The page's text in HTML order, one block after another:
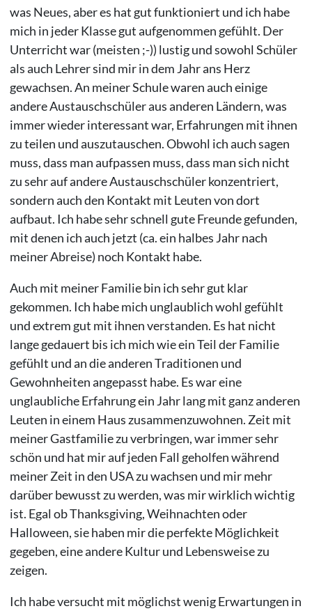
was Neues, aber es hat gut funktioniert und ich habe
mich in jeder Klasse gut aufgenommen gefühlt. Der
Unterricht war (meisten ;-)) lustig und sowohl Schüler
als auch Lehrer sind mir in dem Jahr ans Herz
gewachsen. An meiner Schule waren auch einige
andere Austauschschüler aus anderen Ländern, was
immer wieder interessant war, Erfahrungen mit ihnen
zu teilen und auszutauschen. Obwohl ich auch sagen
muss, dass man aufpassen muss, dass man sich nicht
zu sehr auf andere Austauschschüler konzentriert,
sondern auch den Kontakt mit Leuten von dort
aufbaut. Ich habe sehr schnell gute Freunde gefunden,
mit denen ich auch jetzt (ca. ein halbes Jahr nach
meiner Abreise) noch Kontakt habe.
Auch mit meiner Familie bin ich sehr gut klar
gekommen. Ich habe mich unglaublich wohl gefühlt
und extrem gut mit ihnen verstanden. Es hat nicht
lange gedauert bis ich mich wie ein Teil der Familie
gefühlt und an die anderen Traditionen und
Gewohnheiten angepasst habe. Es war eine
unglaubliche Erfahrung ein Jahr lang mit ganz anderen
Leuten in einem Haus zusammenzuwohnen. Zeit mit
meiner Gastfamilie zu verbringen, war immer sehr
schön und hat mir auf jeden Fall geholfen während
meiner Zeit in den USA zu wachsen und mir mehr
darüber bewusst zu werden, was mir wirklich wichtig
ist. Egal ob Thanksgiving, Weihnachten oder
Halloween, sie haben mir die perfekte Möglichkeit
gegeben, eine andere Kultur und Lebensweise zu
zeigen.
Ich habe versucht mit möglichst wenig Erwartungen in